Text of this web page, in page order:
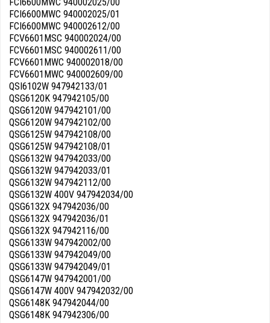
FCI6600MWC 940002025/01
FCI6600MWC 940002612/00
FCV6601MSC 940002024/00
FCV6601MSC 940002611/00
FCV6601MWC 940002018/00
FCV6601MWC 940002609/00
QSI6102W 947942133/01
QSG6120K 947942105/00
QSG6120W 947942101/00
QSG6120W 947942102/00
QSG6125W 947942108/00
QSG6125W 947942108/01
QSG6132W 947942033/00
QSG6132W 947942033/01
QSG6132W 947942112/00
QSG6132W 400V 947942034/00
QSG6132X 947942036/00
QSG6132X 947942036/01
QSG6132X 947942116/00
QSG6133W 947942002/00
QSG6133W 947942049/00
QSG6133W 947942049/01
QSG6147W 947942001/00
QSG6147W 400V 947942032/00
QSG6148K 947942044/00
QSG6148K 947942306/00